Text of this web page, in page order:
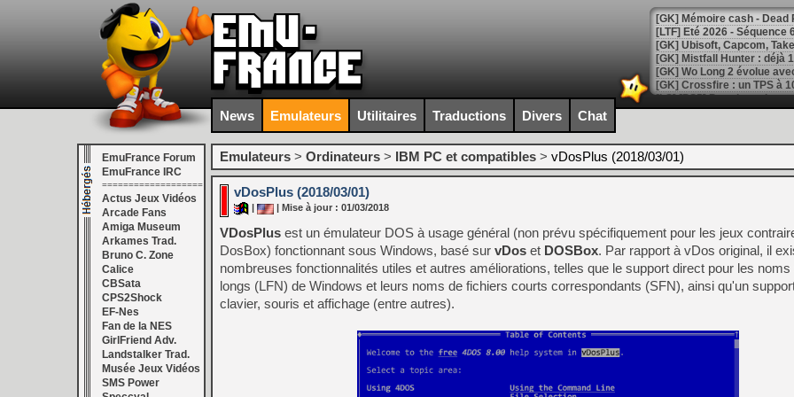
[LTF] Eté 2026 - Séquence
[GK] Mistfall Hunter : déjà
[GK] Wo Long 2 évolue
[GK] Crossfire : un TPS à
[LS] [PS5] Premiers
[Mo5] DOOM arrive en
[GK] Bethesda fête les 30
[GK] Roblox : l'action en
[GK] Agenda - GeForce
[GK] Devolver Digital en a
[LS] [PS5] ps5-y2jb-
[GK] Pourquoi Marvel
[GK] Test : Restory : Chill
[GK] GTA 6 : Rockstar
[GK] Hot Wheels Infinite
[GK] Mémoire cash -
News Emulateurs Utilitaires Traductions Divers Chat
EmuFrance Forum
EmuFrance IRC
===================
Actus Jeux Vidéos
Arcade Fans
Amiga Museum
Arkames Trad.
Bruno C. Zone
Calice
CBSata
CPS2Shock
EF-Nes
Fan de la NES
GirlFriend Adv.
Landstalker Trad.
Musée Jeux Vidéos
SMS Power
Emulateurs > Ordinateurs > IBM PC et compatibles > vDosPlus (2018/03/01)
vDosPlus (2018/03/01)
| Mise à jour : 01/03/2018
VDosPlus est un émulateur DOS à usage général (non prévu spécifiquement pour les jeux
DosBox) fonctionnant sous Windows, basé sur vDos et DOSBox. Par rapport à vDos original, il
nombreuses fonctionnalités utiles et autres améliorations, telles que le support direct pour les noms
longs (LFN) de Windows et leurs noms de fichiers courts correspondants (SFN), ainsi qu'un
clavier, souris et affichage (entre autres).